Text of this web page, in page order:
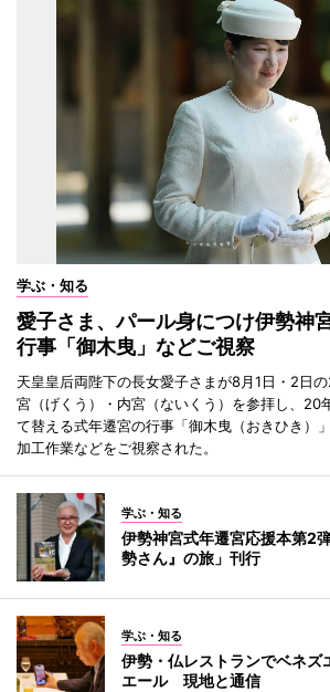
学ぶ・知る
愛子さま、パール身につけ伊勢
行事「御木曳」などご視察
天皇皇后両陛下の長女愛子さまが8月1日・2日
宮（げくう）・内宮（ないくう）を参拝し、20
て替える式年遷宮の行事「御木曳（おきひき）
加工作業などをご視察された。
学ぶ・知る
伊勢神宮式年遷宮応援本第2
勢さん』の旅」刊行
学ぶ・知る
伊勢・仏レストランでベネズ
エール 現地と通信